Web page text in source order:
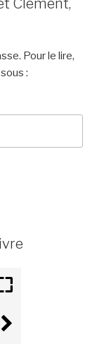
Clément,
Pour le lire,
: